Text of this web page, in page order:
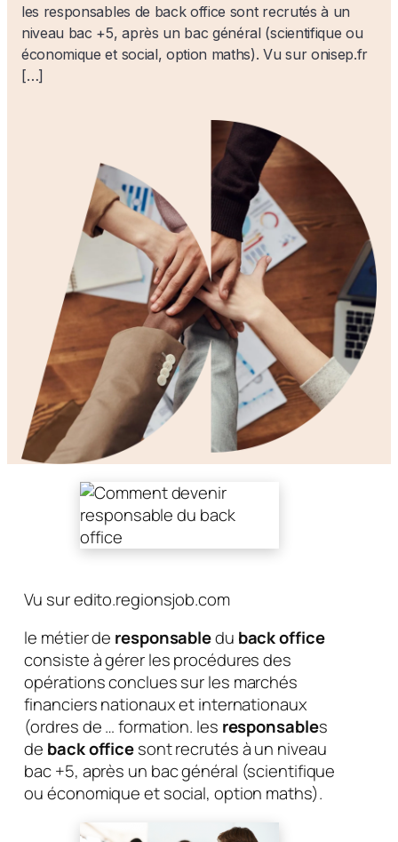
les responsables de back office sont recrutés à un
niveau bac +5, après un bac général (scientifique ou
économique et social, option maths). Vu sur onisep.fr
[…]
Vu sur edito.regionsjob.com
le métier de responsabledu back office
consiste à gérer les procédures des
opérations conclues sur les marchés
financiers nationaux et internationaux
(ordres de … formation. les responsables
de back officesont recrutés à un niveau
bac +5, après un bac général (scientifique
ou économique et social, option maths).